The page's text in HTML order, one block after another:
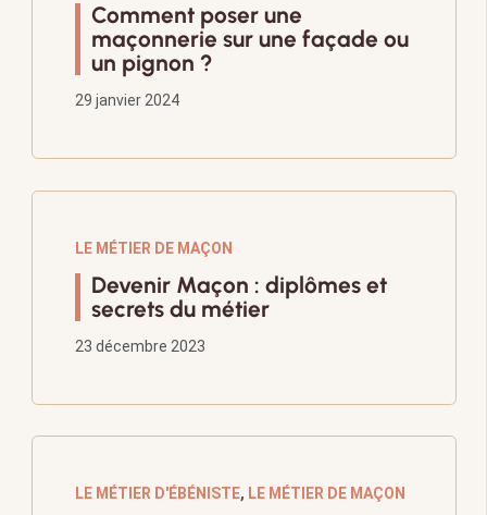
Comment poser une
maçonnerie sur une façade ou
un pignon ?
29 janvier 2024
LE MÉTIER DE MAÇON
Devenir Maçon : diplômes et
secrets du métier
23 décembre 2023
LE MÉTIER D'ÉBÉNISTE, LE MÉTIER DE MAÇON